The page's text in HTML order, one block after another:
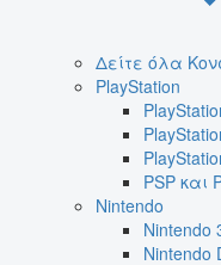
Δείτε όλα
PlayStation
PSP και
Nintendo
Nintendo
Nintendo